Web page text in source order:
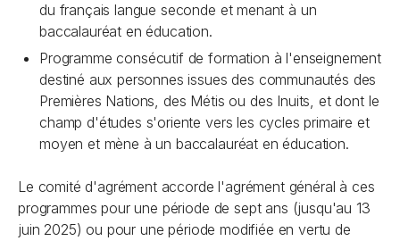
du français langue seconde et menant à un
baccalauréat en éducation.
Programme consécutif de formation à l'enseignement
destiné aux personnes issues des communautés des
Premières Nations, des Métis ou des Inuits, et dont le
champ d'études s'oriente vers les cycles primaire et
moyen et mène à un baccalauréat en éducation.
Le comité d'agrément accorde l'agrément général à ces
programmes pour une période de sept ans (jusqu'au 13
juin 2025) ou pour une période modifiée en vertu de